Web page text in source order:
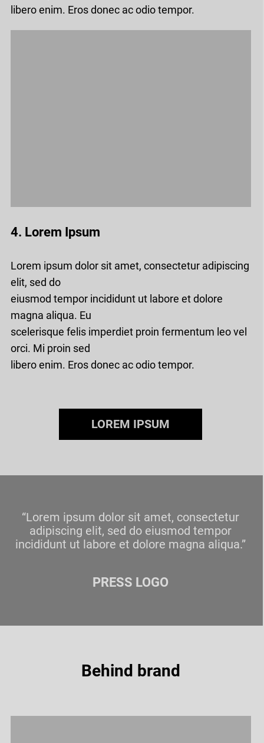
libero enim. Eros donec ac odio tempor.
4. Lorem Ipsum
Lorem ipsum dolor sit amet, consectetur adipiscing
elit, sed do
eiusmod tempor incididunt ut labore et dolore
magna aliqua. Eu
scelerisque felis imperdiet proin fermentum leo vel
orci. Mi proin sed
libero enim. Eros donec ac odio tempor.
LOREM IPSUM
“Lorem ipsum dolor sit amet, consectetur
adipiscing elit, sed do eiusmod tempor
incididunt ut labore et dolore magna aliqua.”
PRESS LOGO
Behind brand